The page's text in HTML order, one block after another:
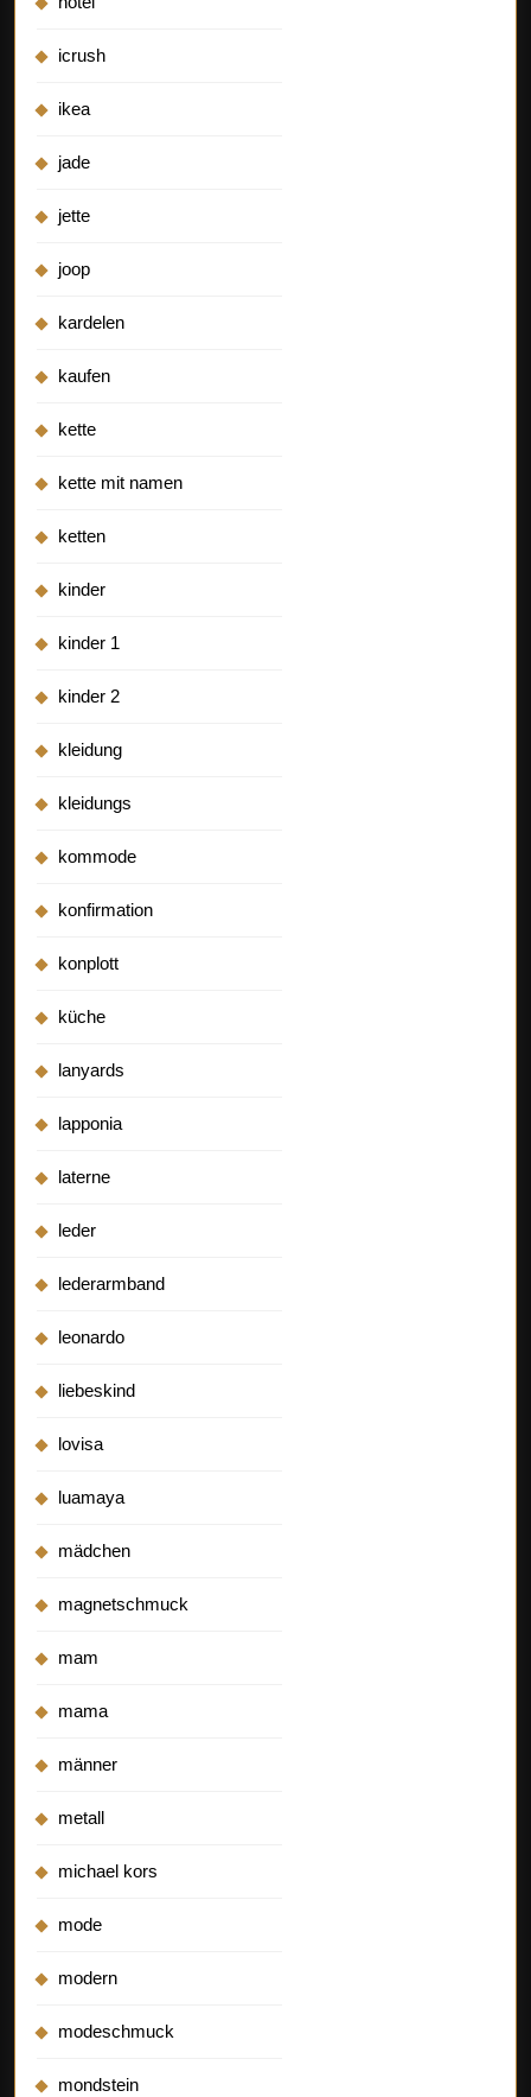
icrush
ikea
jade
jette
joop
kardelen
kaufen
kette
kette mit namen
ketten
kinder
kinder 1
kinder 2
kleidung
kleidungs
kommode
konfirmation
konplott
küche
lanyards
lapponia
laterne
leder
lederarmband
leonardo
liebeskind
lovisa
luamaya
mädchen
magnetschmuck
mam
mama
männer
metall
michael kors
mode
modern
modeschmuck
mondstein